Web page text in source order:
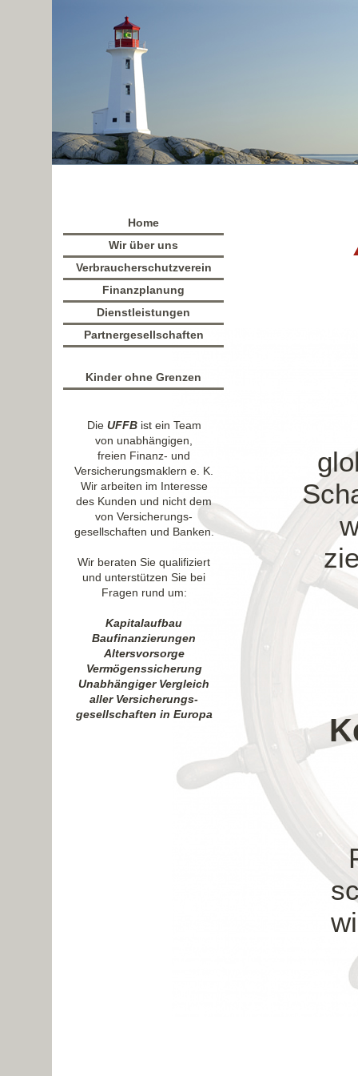
Home
Wir über uns
Verbraucherschutzverein
Finanzplanung
Dienstleistungen
Partnergesellschaften
Kinder ohne Grenzen
Die UFFBist ein Team
von unabhängigen,
freien Finanz- und
Versicherungsmaklern e. K.
Wir arbeiten im Interesse
des Kunden und nicht dem
von Versicherungs-
gesellschaften und Banken.
Wir beraten Sie qualifiziert
und unterstützen Sie bei
Fragen rund um:
Kapitalaufbau
Baufinanzierungen
Altersvorsorge
Vermögenssicherung
Unabhängiger Vergleich
aller Versicherungs-
gesellschaften in Europa